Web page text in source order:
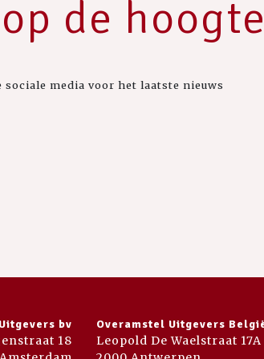
de
sociale media voor het laatste nieuws
bv
18
Overamstel Uitgevers
Leopold De Waelstraat 17A